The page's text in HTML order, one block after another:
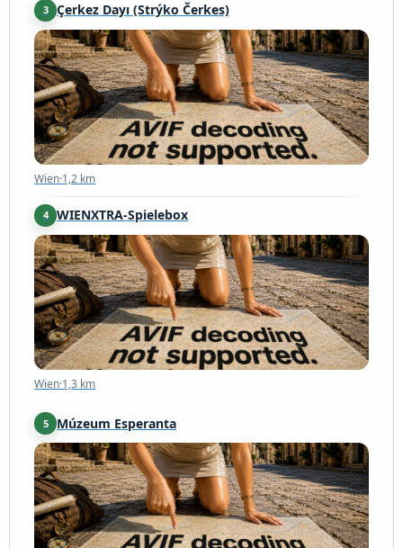
3 Çerkez Dayı (Strýko Čerkes)
Wien·1,2 km
Wien·1,2 km
4 WIENXTRA-Spielebox
Wien·1,3 km
Wien·1,3 km
5 Múzeum Esperanta
Wien·1,3 km